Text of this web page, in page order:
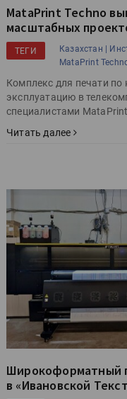
MataPrint Techno
масштабных
ТЕГИ Казахстан |
MataPrint
Комплекс для печати
эксплуатацию в
специалистами
Читать далее
Широкоформатный
в «Ивановской